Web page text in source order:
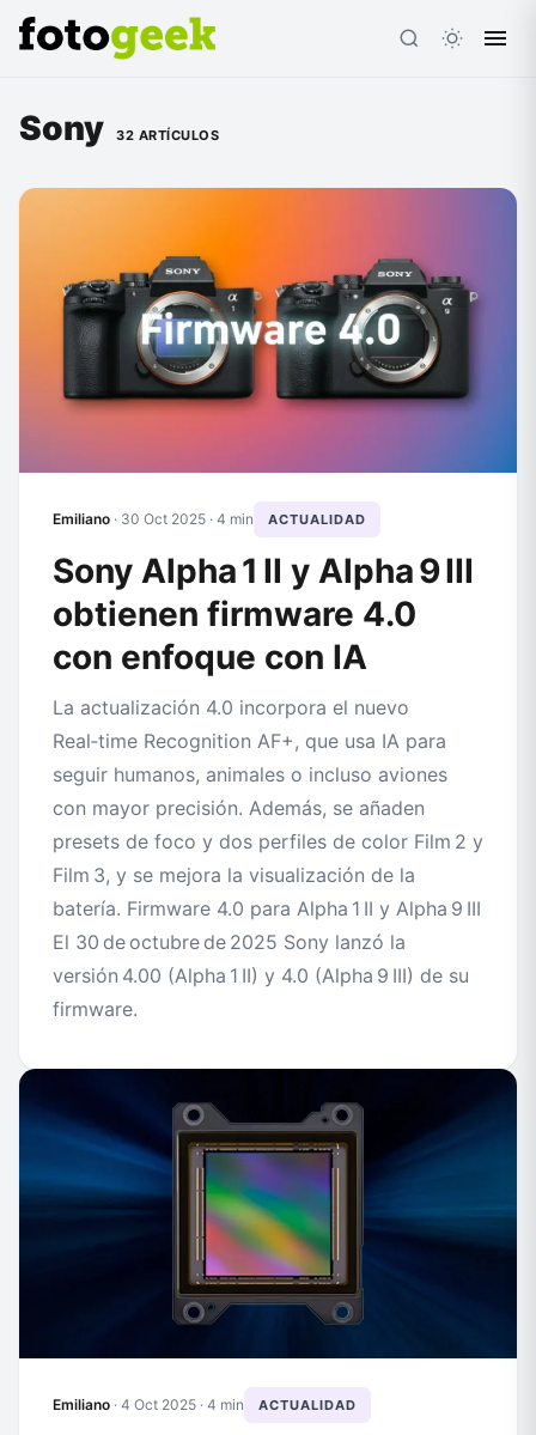
Sony 32 ARTÍCULOS
Emiliano · 30 Oct 2025 · 4 min ACTUALIDAD
Sony Alpha 1 II y Alpha 9 III
obtienen firmware 4.0
con enfoque con IA
La actualización 4.0 incorpora el nuevo
Real‑time Recognition AF+, que usa IA para
seguir humanos, animales o incluso aviones
con mayor precisión. Además, se añaden
presets de foco y dos perfiles de color Film 2 y
Film 3, y se mejora la visualización de la
batería. Firmware 4.0 para Alpha 1 II y Alpha 9 III
El 30 de octubre de 2025 Sony lanzó la
versión 4.00 (Alpha 1 II) y 4.0 (Alpha 9 III) de su
firmware.
Emiliano · 4 Oct 2025 · 4 min ACTUALIDAD